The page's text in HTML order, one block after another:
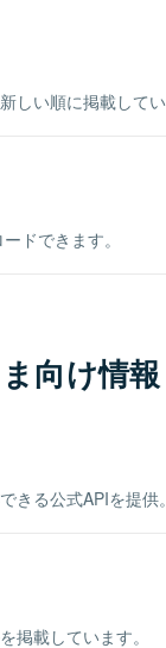
しい順に掲載してい
ドできます。
向け情報
きる公式APIを提供。
掲載しています。